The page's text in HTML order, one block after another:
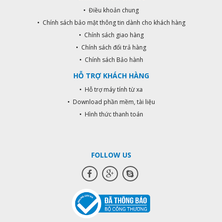
rộng x cao x T.cao): 151 x 98 x 96 x
Chuyên dùng: Bộ lưu điện UPS, xe
đạp điện, ô tô trẻ em, cửa cuốn, loa
kẹo kéo, thang máy, đèn chiếu
sáng chỉ dẫn,…
• Điều khoản chung
• Chính sách bảo mật thông tin dành cho khách hàng
• Chính sách giao hàng
• Chính sách đổi trả hàng
• Chính sách Bảo hành
HỖ TRỢ KHÁCH HÀNG
• Hỗ trợ máy tính từ xa
• Download phần mềm, tài liệu
• Hình thức thanh toán
FOLLOW US